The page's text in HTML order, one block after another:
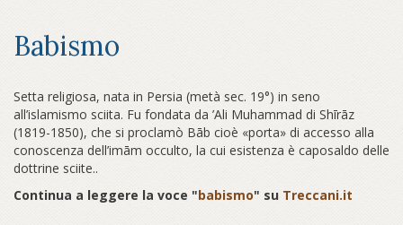
Babismo
Setta religiosa, nata in Persia (metà sec. 19°) in seno
all’islamismo sciita. Fu fondata da ’Ali Muhammad di Shīrāz
(1819-1850), che si proclamò Bāb cioè «porta» di accesso alla
conoscenza dell’imām occulto, la cui esistenza è caposaldo delle
dottrine sciite..
Continua a leggere la voce "babismo" su Treccani.it